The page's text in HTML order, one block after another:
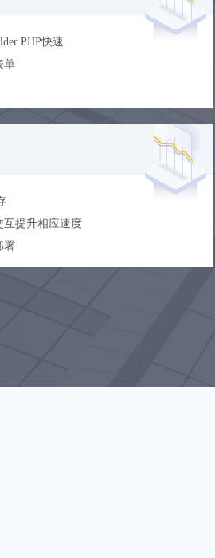
PHP快速
单
互提升相应速度
署